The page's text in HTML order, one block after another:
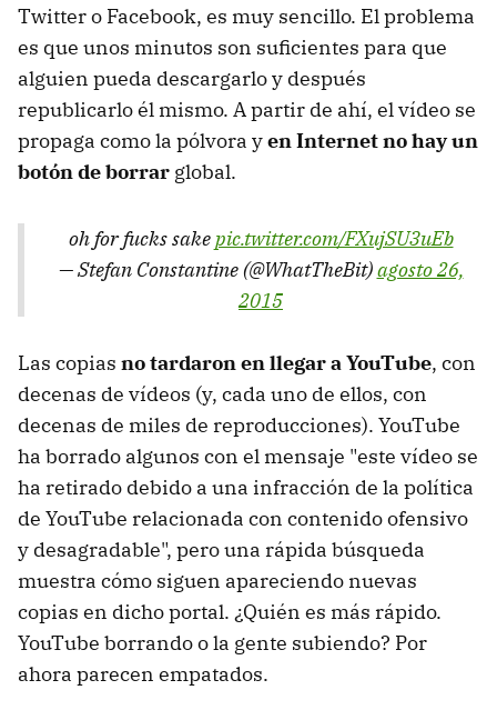
Twitter o Facebook, es muy sencillo. El problema
es que unos minutos son suficientes para que
alguien pueda descargarlo y después
republicarlo él mismo. A partir de ahí, el vídeo se
propaga como la pólvora yen Internet no hay un
botón de borrar global.
oh for fucks sakepic.twitter.com/FXujSU3uEb
— Stefan Constantine (@WhatTheBit)agosto 26,
2015
Las copias no tardaron en llegar a YouTube, con
decenas de vídeos (y, cada uno de ellos, con
decenas de miles de reproducciones). YouTube
ha borrado algunos con el mensaje "este vídeo se
ha retirado debido a una infracción de la política
de YouTube relacionada con contenido ofensivo
y desagradable", pero una rápida búsqueda
muestra cómo siguen apareciendo nuevas
copias en dicho portal. ¿Quién es más rápido.
YouTube borrando o la gente subiendo? Por
ahora parecen empatados.